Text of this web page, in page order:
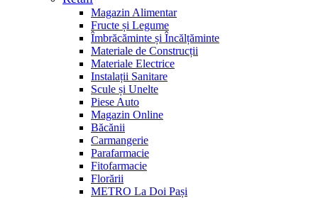
Magazin Alimentar
Fructe și Legume
Îmbrăcăminte și Încălțăminte
Materiale de Construcții
Materiale Electrice
Instalații Sanitare
Scule și Unelte
Piese Auto
Magazin Online
Băcănii
Carmangerie
Parafarmacie
Fitofarmacie
Florării
METRO La Doi Pași